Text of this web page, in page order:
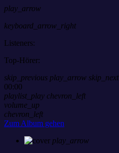
play_arrow
keyboard_arrow_right
Listeners:
Top-Hörer:
skip_previous play_arrow skip_next
00:00
playlist_play chevron_left
volume_up
chevron_left
Zum Album gehen
play_arrow